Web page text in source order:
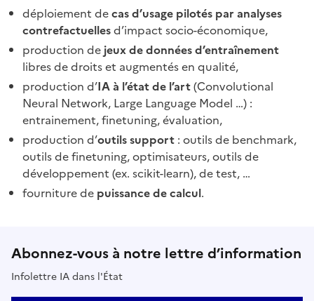
déploiement decas d’usage pilotés par analyses
contrefactuellesd’impact socio-économique,
production de jeux de données d’entraînement
libres de droits et augmentés en qualité,
production d’IA à l’état de l’art(Convolutional
Neural Network, Large Language Model …) :
entrainement, finetuning, évaluation,
production d’outils support : outils de benchmark,
outils de finetuning, optimisateurs, outils de
développement (ex. scikit-learn), de test, …
fourniture de puissance de calcul.
Abonnez-vous à notre lettre d’information
Infolettre IA dans l'État